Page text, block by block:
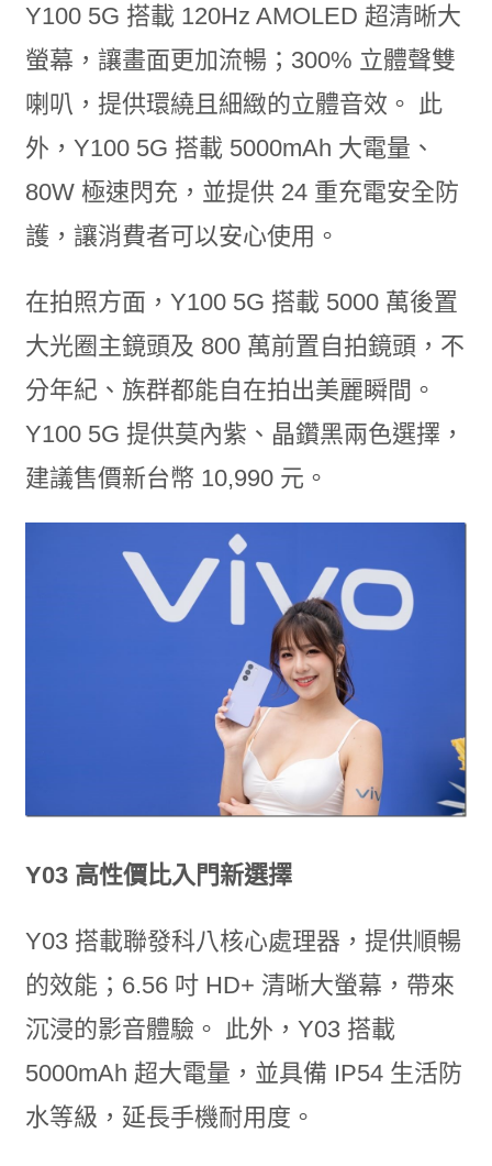
Y100 5G 搭載 120Hz AMOLED 超清晰大
螢幕，讓畫面更加流暢；300% 立體聲雙
喇叭，提供環繞且細緻的立體音效。 此
外，Y100 5G 搭載 5000mAh 大電量、
80W 極速閃充，並提供 24 重充電安全防
護，讓消費者可以安心使用。
在拍照方面，Y100 5G 搭載 5000 萬後置
大光圈主鏡頭及 800 萬前置自拍鏡頭，不
分年紀、族群都能自在拍出美麗瞬間。
Y100 5G 提供莫內紫、晶鑽黑兩色選擇，
建議售價新台幣 10,990 元。
Y03 高性價比入門新選擇
Y03 搭載聯發科八核心處理器，提供順暢
的效能；6.56 吋 HD+ 清晰大螢幕，帶來
沉浸的影音體驗。 此外，Y03 搭載
5000mAh 超大電量，並具備 IP54 生活防
水等級，延長手機耐用度。